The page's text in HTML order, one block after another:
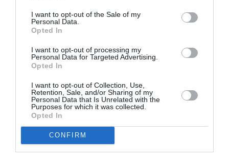
I want to opt-out of the Sale of my
Personal Data.
Opted In
I want to opt-out of processing my
Personal Data for Targeted Advertising.
Opted In
I want to opt-out of Collection, Use,
Retention, Sale, and/or Sharing of my
Personal Data that Is Unrelated with the
Purposes for which it was collected.
Opted In
CONFIRM
Pink: Η κόρη της θέλει να τραγουδήσει στο
Broadway και μετά να γίνει χειρουργός